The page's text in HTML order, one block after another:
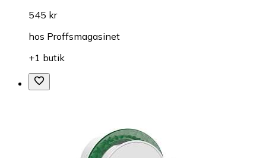
545 kr
hos Proffsmagasinet
+1 butik